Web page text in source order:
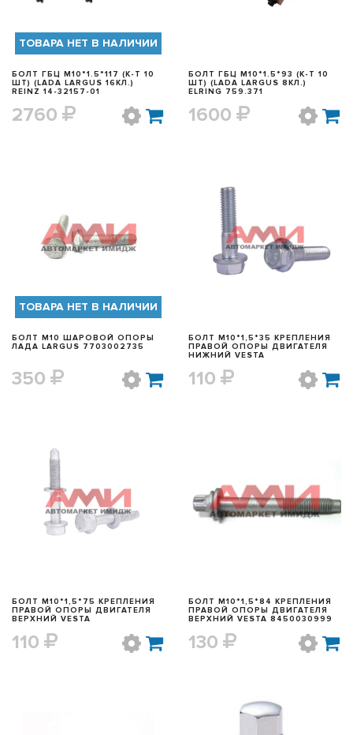
ТОВАРА НЕТ В НАЛИЧИИ
БОЛТ ГБЦ M10*1.5*117 (К-Т 10
ШТ) (LADA LARGUS 16КЛ.)
REINZ 14-32157-01
2760
БОЛТ ГБЦ M10*1.5*93 (К-Т 10
ШТ) (LADA LARGUS 8КЛ.)
ELRING 759.371
1600
БЫСТРЫЙ ПРОСМОТР
ТОВАРА НЕТ В НАЛИЧИИ
БОЛТ М10 ШАРОВОЙ ОПОРЫ
ЛАДА LARGUS 7703002735
350
БЫСТРЫЙ ПРОСМОТР
БОЛТ М10*1,5*35 КРЕПЛЕНИЯ
ПРАВОЙ ОПОРЫ ДВИГАТЕЛЯ
НИЖНИЙ VESTA
110
БЫСТРЫЙ ПРОСМОТР
БОЛТ М10*1,5*75 КРЕПЛЕНИЯ
ПРАВОЙ ОПОРЫ ДВИГАТЕЛЯ
ВЕРХНИЙ VESTA
110
БЫСТРЫЙ ПРОСМОТР
БОЛТ М10*1,5*84 КРЕПЛЕНИЯ
ПРАВОЙ ОПОРЫ ДВИГАТЕЛЯ
ВЕРХНИЙ VESTA 8450030999
130